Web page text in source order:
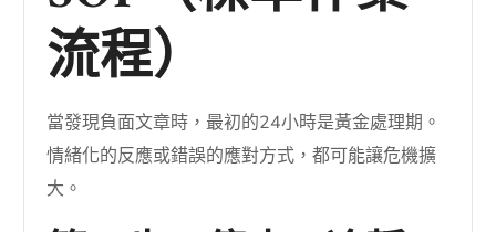
流程）
當發現負面文章時，最初的24小時是黃金處理期。
情緒化的反應或錯誤的應對方式，都可能讓危機擴
大。